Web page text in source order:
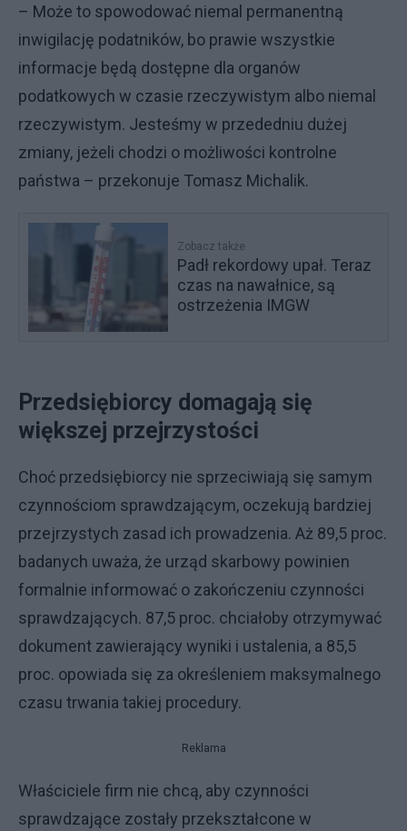
– Może to spowodować niemal permanentną
inwigilację podatników, bo prawie wszystkie
informacje będą dostępne dla organów
podatkowych w czasie rzeczywistym albo niemal
rzeczywistym. Jesteśmy w przededniu dużej
zmiany, jeżeli chodzi o możliwości kontrolne
państwa – przekonuje Tomasz Michalik.
Zobacz także
Padł rekordowy upał. Teraz
czas na nawałnice, są
ostrzeżenia IMGW
Przedsiębiorcy domagają się
większej przejrzystości
Choć przedsiębiorcy nie sprzeciwiają się samym
czynnościom sprawdzającym, oczekują bardziej
przejrzystych zasad ich prowadzenia. Aż 89,5 proc.
badanych uważa, że urząd skarbowy powinien
formalnie informować o zakończeniu czynności
sprawdzających. 87,5 proc. chciałoby otrzymywać
dokument zawierający wyniki i ustalenia, a 85,5
proc. opowiada się za określeniem maksymalnego
czasu trwania takiej procedury.
Reklama
Właściciele firm nie chcą, aby czynności
sprawdzające zostały przekształcone w